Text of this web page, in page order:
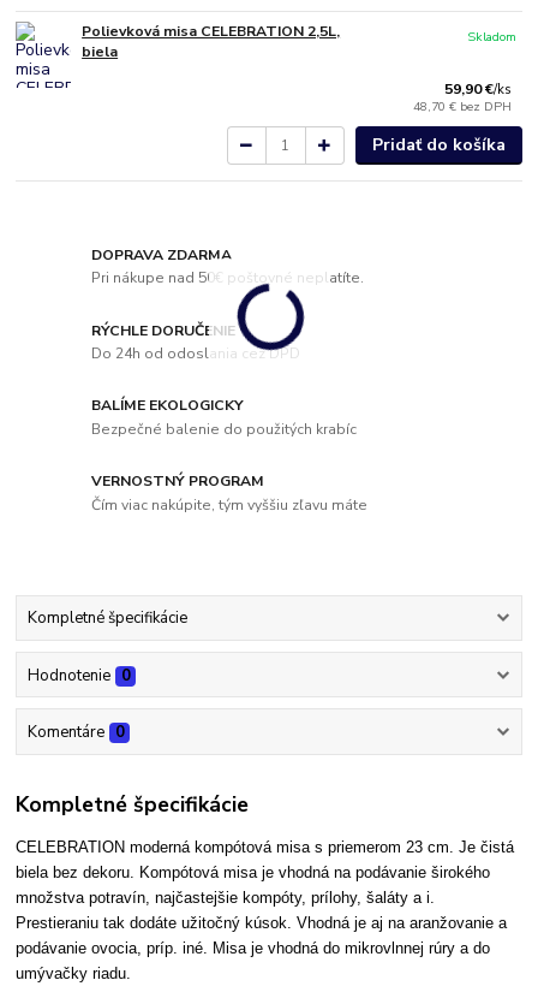
Polievková misa CELEBRATION 2,5L,
biela
59,90 €/ks
48,70 € bez DPH
Skladom
Pridať do košíka
DOPRAVA ZDARMA
Pri nákupe nad 50€ poštovné neplatíte.
RÝCHLE DORUČENIE
Do 24h od odoslania cez DPD
BALÍME EKOLOGICKY
Bezpečné balenie do použitých krabíc
VERNOSTNÝ PROGRAM
Čím viac nakúpite, tým vyššiu zľavu máte
Kompletné špecifikácie
Hodnotenie 0
Komentáre 0
Kompletné špecifikácie
CELEBRATION moderná kompótová misa s priemerom 23 cm. Je čistá
biela bez dekoru. Kompótová misa je vhodná na podávanie širokého
množstva potravín, najčastejšie kompóty, prílohy, šaláty a i.
Prestieraniu tak dodáte užitočný kúsok. Vhodná je aj na aranžovanie a
podávanie ovocia, príp. iné. Misa je vhodná do mikrovlnnej rúry a do
umývačky riadu.